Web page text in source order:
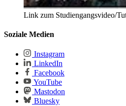
Link zum Studiengangsvideo/
Soziale Medien
Instagram
LinkedIn
Facebook
YouTube
Mastodon
Bluesky